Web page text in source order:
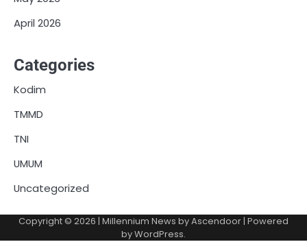
April 2026
Categories
Kodim
TMMD
TNI
UMUM
Uncategorized
Copyright © 2026 | Millennium News byAscendoor | Powered
byWordPress.